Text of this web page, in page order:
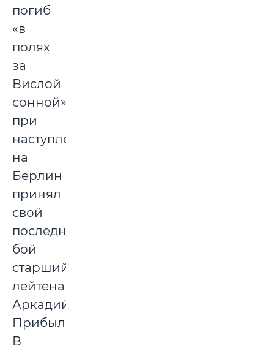
погиб
«в
полях
за
Вислой
сонной»,
при
наступлении
на
Берлин
принял
свой
последний
бой
старший
лейтенант
Аркадий
Прибыльский.
В